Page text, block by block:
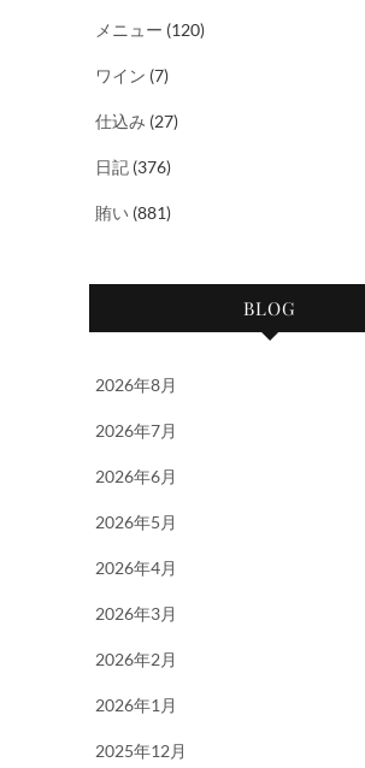
メニュー (120)
ワイン (7)
仕込み (27)
日記 (376)
賄い (881)
BLOG
2026年8月
2026年7月
2026年6月
2026年5月
2026年4月
2026年3月
2026年2月
2026年1月
2025年12月